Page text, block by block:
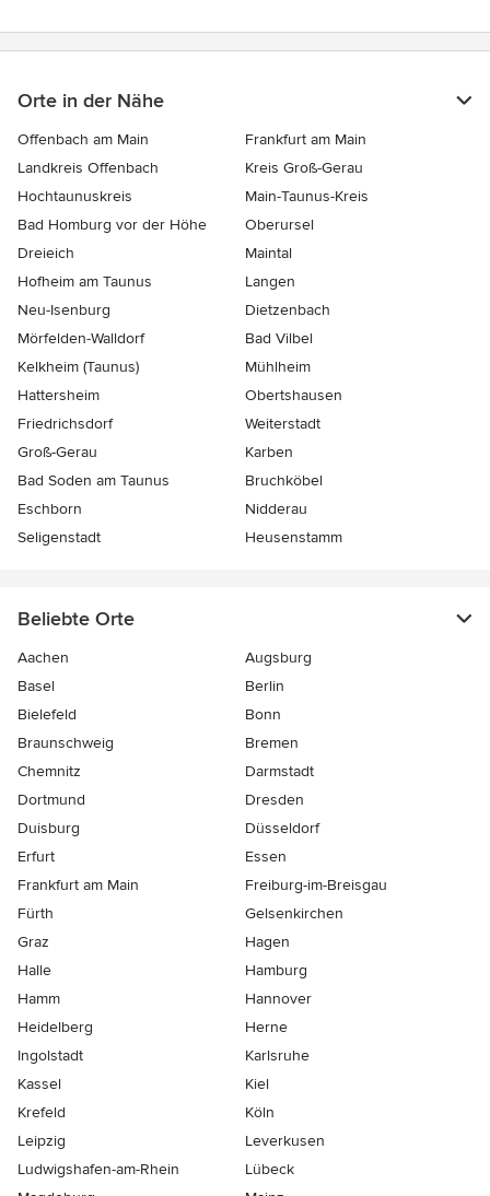
Orte in der Nähe
Offenbach am Main
Frankfurt am Main
Landkreis Offenbach
Kreis Groß-Gerau
Hochtaunuskreis
Main-Taunus-Kreis
Bad Homburg vor der Höhe
Oberursel
Dreieich
Maintal
Hofheim am Taunus
Langen
Neu-Isenburg
Dietzenbach
Mörfelden-Walldorf
Bad Vilbel
Kelkheim (Taunus)
Mühlheim
Hattersheim
Obertshausen
Friedrichsdorf
Weiterstadt
Groß-Gerau
Karben
Bad Soden am Taunus
Bruchköbel
Eschborn
Nidderau
Seligenstadt
Heusenstamm
Beliebte Orte
Aachen
Augsburg
Basel
Berlin
Bielefeld
Bonn
Braunschweig
Bremen
Chemnitz
Darmstadt
Dortmund
Dresden
Duisburg
Düsseldorf
Erfurt
Essen
Frankfurt am Main
Freiburg-im-Breisgau
Fürth
Gelsenkirchen
Graz
Hagen
Halle
Hamburg
Hamm
Hannover
Heidelberg
Herne
Ingolstadt
Karlsruhe
Kassel
Kiel
Krefeld
Köln
Leipzig
Leverkusen
Ludwigshafen-am-Rhein
Lübeck